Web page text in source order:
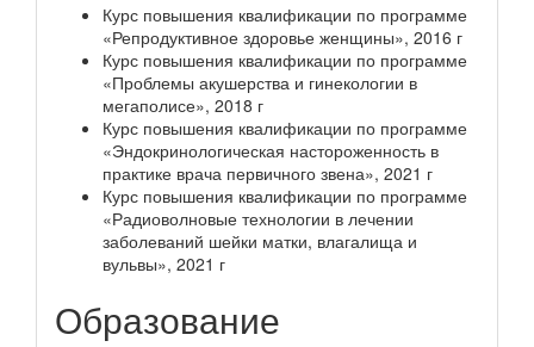
Курс повышения квалификации по программе
«Репродуктивное здоровье женщины», 2016 г
Курс повышения квалификации по программе
«Проблемы акушерства и гинекологии в
мегаполисе», 2018 г
Курс повышения квалификации по программе
«Эндокринологическая настороженность в
практике врача первичного звена», 2021 г
Курс повышения квалификации по программе
«Радиоволновые технологии в лечении
заболеваний шейки матки, влагалища и
вульвы», 2021 г
Образование